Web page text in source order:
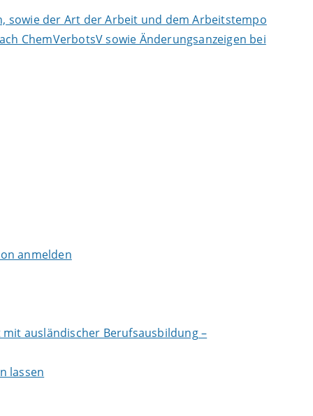
sowie der Art der Arbeit und dem Arbeitstempo
ChemVerbotsV sowie Änderungsanzeigen bei
anmelden
ausländischer Berufsausbildung –
lassen